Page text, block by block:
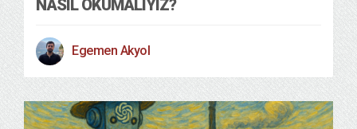
NASIL OKUMALIYIZ?
Egemen Akyol